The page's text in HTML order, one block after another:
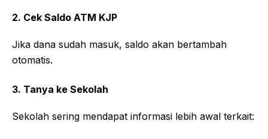
2. Cek Saldo ATM KJP
Jika dana sudah masuk, saldo akan bertambah
otomatis.
3. Tanya ke Sekolah
Sekolah sering mendapat informasi lebih awal terkait: